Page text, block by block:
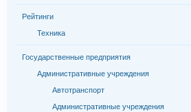
Рейтинги
Техника
Государственные предприятия
Административные учреждения
Автотранспорт
Административные учреждения